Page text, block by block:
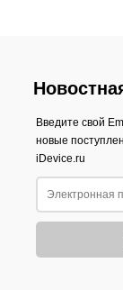
Введите свой
новые
iDevice.ru